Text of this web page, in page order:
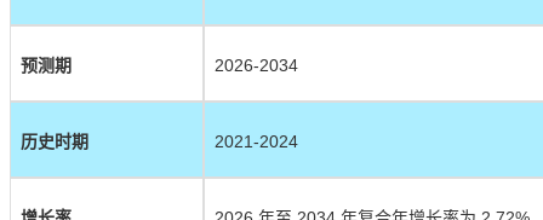
预测期 2026-2034
历史时期 2021-2024